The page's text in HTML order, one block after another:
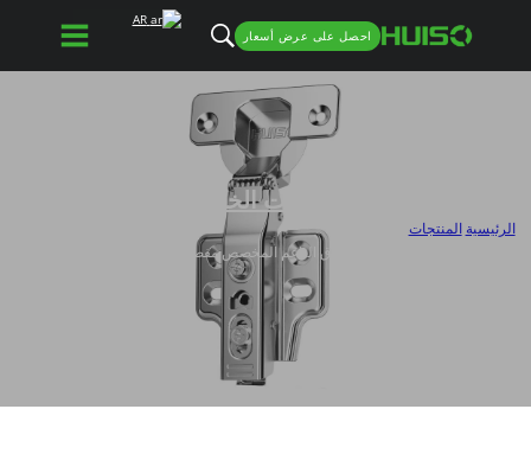
احصل على عرض أسعار
AR
مفصلات الخزانة
الرئيسية المنتجات
مفصلات خزانة المطبخ ذات الإغلاق الناعم المخصص مفصلات الأبواب السميكة والرقيقة